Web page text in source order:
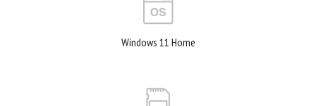
Windows 11 Home